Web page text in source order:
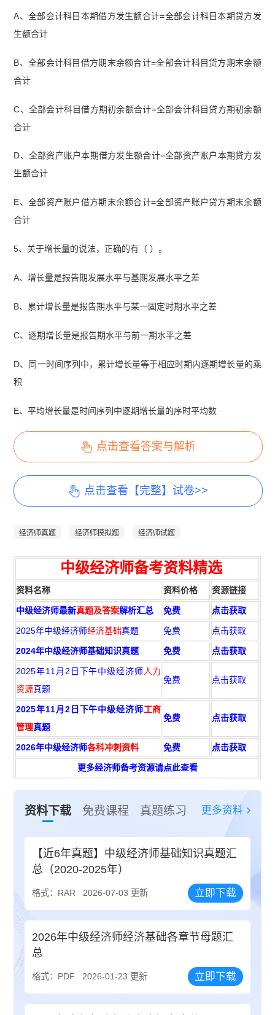
A、全部会计科目本期借方发生额合计=全部会计科目本期贷方发
生额合计
B、全部会计科目借方期末余额合计=全部会计科目贷方期末余额
合计
C、全部会计科目借方期初余额合计=全部会计科目贷方期初余额
合计
D、全部资产账户本期借方发生额合计=全部资产账户本期贷方发
生额合计
E、全部资产账户借方期末余额合计=全部资产账户贷方期末余额
合计
5、关于增长量的说法，正确的有（ ）。
A、增长量是报告期发展水平与基期发展水平之差
B、累计增长量是报告期水平与某一固定时期水平之差
C、逐期增长量是报告期水平与前一期水平之差
D、同一时间序列中，累计增长量等于相应时期内逐期增长量的乘
积
E、平均增长量是时间序列中逐期增长量的序时平均数
点击查看答案与解析
点击查看【完整】试卷>>
经济师真题 经济师模拟题 经济师试题
中级经济师备考资料精选
资料名称 资料价格 资源链接
中级经济师最新真题及答案解析汇总 免费 点击获取
2025年中级经济师经济基础真题 免费 点击获取
2024年中级经济师基础知识真题 免费 点击获取
2025年11月2日下午中级经济师人力
资源真题
免费 点击获取
2025年11月2日下午中级经济师工商
管理真题
免费 点击获取
2026年中级经济师各科冲刺资料 免费 点击获取
更多经济师备考资源请点此查看
资料下载 免费课程 真题练习 更多资料
【近6年真题】中级经济师基础知识真题汇
总（2020-2025年）
格式：RAR 2026-07-03 更新 立即下载
2026年中级经济师经济基础各章节母题汇
总
格式：PDF 2026-01-23 更新 立即下载